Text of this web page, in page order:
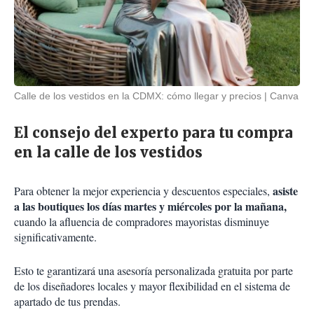
Calle de los vestidos en la CDMX: cómo llegar y precios Canva
El consejo del experto para tu compra
en la calle de los vestidos
Para obtener la mejor experiencia y descuentos especiales, asiste
a las boutiques los días martes y miércoles por la mañana,
cuando la afluencia de compradores mayoristas disminuye
significativamente.
Esto te garantizará una asesoría personalizada gratuita por parte
de los diseñadores locales y mayor flexibilidad en el sistema de
apartado de tus prendas.